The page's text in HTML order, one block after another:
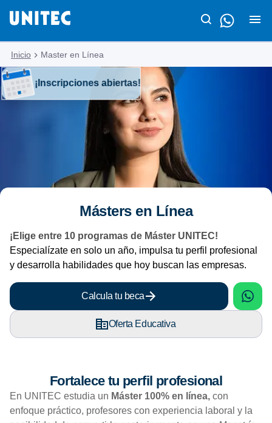
Inicio Master en Línea
¡Inscripciones abiertas!
Másters en Línea
¡Elige entre 10 programas de Máster UNITEC!
Especialízate en solo un año, impulsa tu perfil profesional
y desarrolla habilidades que hoy buscan las empresas.
Calcula tu beca
Oferta Educativa
Fortalece tu perfil profesional
En UNITEC estudia un Máster 100% en línea, con
enfoque práctico, profesores con experiencia laboral y la